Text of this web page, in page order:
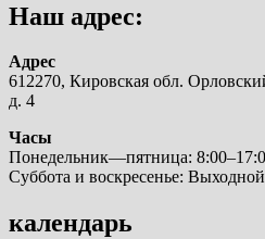
Наш адрес:
Адрес
612270, Кировская обл.
д. 4
Часы
Понедельник—пятница:
Суббота и воскресенье: Выходной
календарь